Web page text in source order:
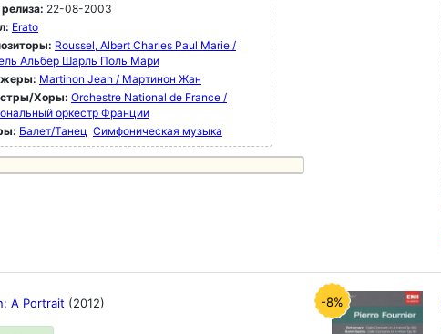
22-08-2003
Erato
Roussel, Albert Charles Paul Marie /
Альбер Шарль Поль Мари
Martinon Jean / Мартинон Жан
Хоры: Orchestre National de France /
оркестр Франции
Балет/Танец Симфоническая музыка
A Portrait (2012) -8%